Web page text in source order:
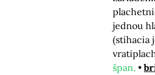
jednou
(stíhacia
špan.